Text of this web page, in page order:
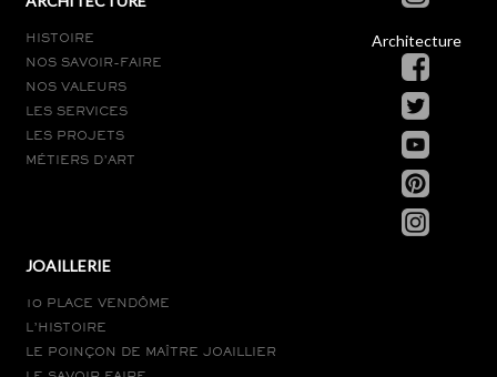
HISTOIRE
NOS SAVOIR-FAIRE
NOS VALEURS
LES SERVICES
LES PROJETS
MÉTIERS D’ART
JOAILLERIE
10 PLACE VENDÔME
L’HISTOIRE
LE POINÇON DE MAÎTRE JOAILLIER
Architecture